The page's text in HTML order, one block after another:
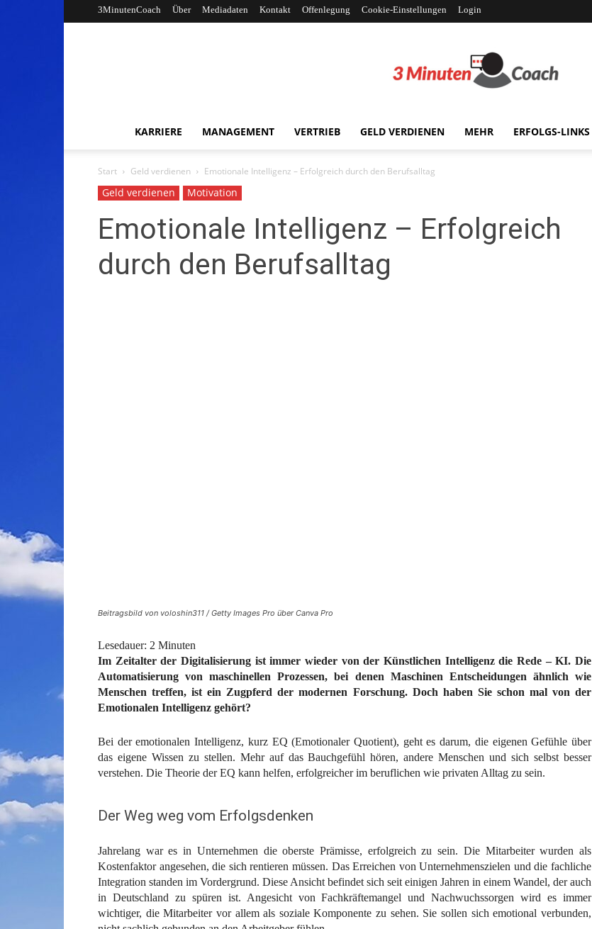
3MinutenCoach Über Mediadaten Kontakt Offenlegung Cookie-Einstellungen Login
KARRIERE MANAGEMENT VERTRIEB GELD VERDIENEN MEHR ERFOLGS-LINKS
Start Geld verdienen Emotionale Intelligenz – Erfolgreich durch den Berufsalltag
Geld verdienen Motivation
Emotionale Intelligenz – Erfolgreich
durch den Berufsalltag
Beitragsbild von voloshin311 / Getty Images Pro über Canva Pro
Lesedauer: 2 Minuten
Im Zeitalter der Digitalisierung ist immer wieder von der Künstlichen Intelligenz die Rede – KI. Die
Automatisierung von maschinellen Prozessen, bei denen Maschinen Entscheidungen ähnlich wie
Menschen treffen, ist ein Zugpferd der modernen Forschung. Doch haben Sie schon mal von der
Emotionalen Intelligenz gehört?
Bei der emotionalen Intelligenz, kurz EQ (Emotionaler Quotient), geht es darum, die eigenen Gefühle über
das eigene Wissen zu stellen. Mehr auf das Bauchgefühl hören, andere Menschen und sich selbst besser
verstehen. Die Theorie der EQ kann helfen, erfolgreicher im beruflichen wie privaten Alltag zu sein.
Der Weg weg vom Erfolgsdenken
Jahrelang war es in Unternehmen die oberste Prämisse, erfolgreich zu sein. Die Mitarbeiter wurden als
Kostenfaktor angesehen, die sich rentieren müssen. Das Erreichen von Unternehmenszielen und die fachliche
Integration standen im Vordergrund. Diese Ansicht befindet sich seit einigen Jahren in einem Wandel, der auch
in Deutschland zu spüren ist. Angesicht von Fachkräftemangel und Nachwuchssorgen wird es immer
wichtiger, die Mitarbeiter vor allem als soziale Komponente zu sehen. Sie sollen sich emotional verbunden,